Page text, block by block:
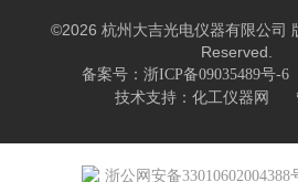
©2026 杭州大吉光电仪器有限公司
Reserved.
备案号：浙ICP备09035489号-6
技术支持： 化工仪器网
浙公网安备33010602004388